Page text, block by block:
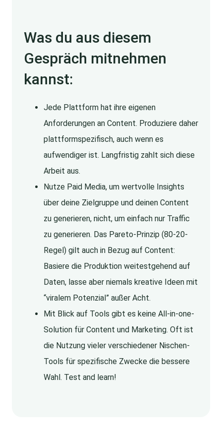
Was du aus diesem
Gespräch mitnehmen
kannst:
Jede Plattform hat ihre eigenen
Anforderungen an Content. Produziere daher
plattformspezifisch, auch wenn es
aufwendiger ist. Langfristig zahlt sich diese
Arbeit aus.
Nutze Paid Media, um wertvolle Insights
über deine Zielgruppe und deinen Content
zu generieren, nicht, um einfach nur Traffic
zu generieren. Das Pareto-Prinzip (80-20-
Regel) gilt auch in Bezug auf Content:
Basiere die Produktion weitestgehend auf
Daten, lasse aber niemals kreative Ideen mit
“viralem Potenzial” außer Acht.
Mit Blick auf Tools gibt es keine All-in-one-
Solution für Content und Marketing. Oft ist
die Nutzung vieler verschiedener Nischen-
Tools für spezifische Zwecke die bessere
Wahl. Test and learn!